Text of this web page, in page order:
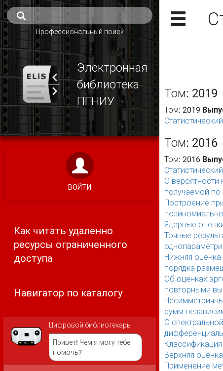
Профессиональный поиск
Электронная
библиотека
ПГНИУ
ВОЙТИ
Как читать удаленно
ресурсы ограниченного
доступа
Навигатор по каталогу
Цифровой библиотекарь
Привет! Чем я могу тебе
помочь?
Том: 2019
Том: 2019
Том: 2016
Том: 2016
О вероятности
получаемой по
Построение
Ядерные
Точные
Нижняя оценка
порядка
Об оценках
повторными
сумм
О
Верхняя
Применение